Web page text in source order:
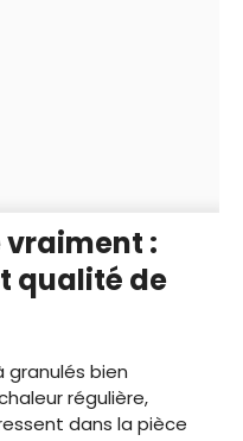
vraiment :
qualité de
bien
régulière,
dans la pièce